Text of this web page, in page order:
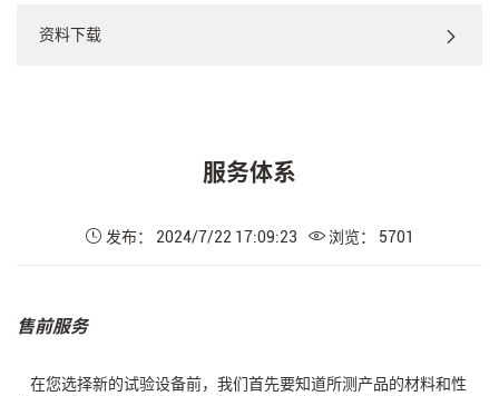
资料下载
服务体系
发布： 2024/7/22 17:09:23 浏览： 5701
售前服务
在您选择新的试验设备前，我们首先要知道所测产品的材料和性